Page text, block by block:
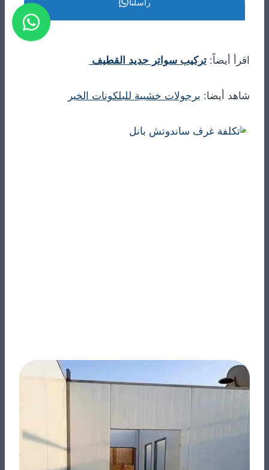
راسلنا
اقرأ أيضاً: تركيب سواتر حديد القطيف
شاهد أيضا: برجولات خشبية للبلكونات الخبر